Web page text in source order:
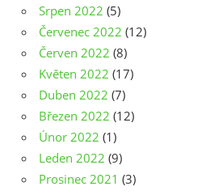
Srpen 2022 (5)
Červenec 2022 (12)
Červen 2022 (8)
Květen 2022 (17)
Duben 2022 (7)
Březen 2022 (12)
Únor 2022 (1)
Leden 2022 (9)
Prosinec 2021 (3)